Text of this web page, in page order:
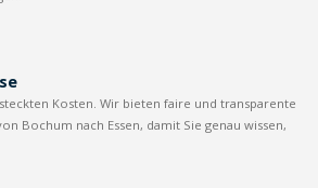
Kosten. Wir bieten faire und transparente
Bochum nach Essen, damit Sie genau wissen,